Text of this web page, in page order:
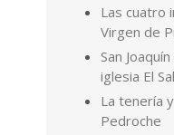
Las cuatro
Virgen de
San
iglesia El
La tenería
Pedroche